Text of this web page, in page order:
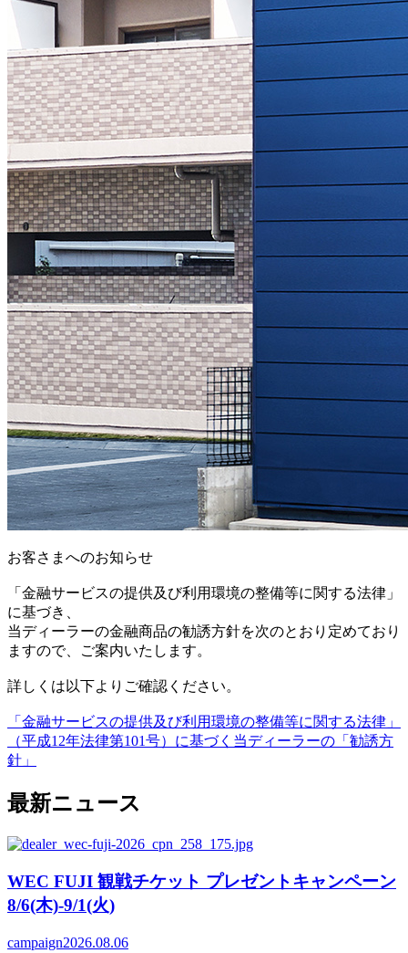
お客さまへのお知らせ
「金融サービスの提供及び利用環境の整備等に関する法律」
に基づき、
当ディーラーの金融商品の勧誘方針を次のとおり定めており
ますので、ご案内いたします。
詳しくは以下よりご確認ください。
「金融サービスの提供及び利用環境の整備等に関する法律」
（平成12年法律第101号）に基づく当ディーラーの「勧誘方
針」
最新ニュース
WEC FUJI 観戦チケット プレゼントキャンペーン
8/6(木)-9/1(火)
campaign2026.08.06